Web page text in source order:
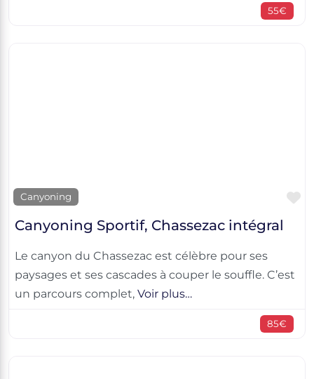
55€
Canyoning
Canyoning Sportif, Chassezac intégral
Le canyon du Chassezac est célèbre pour ses
paysages et ses cascades à couper le souffle. C’est
un parcours complet, Voir plus…
85€